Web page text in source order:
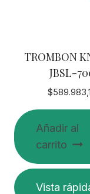
TROMBON
JBSL-
$
Añadir al
carrito
Vista